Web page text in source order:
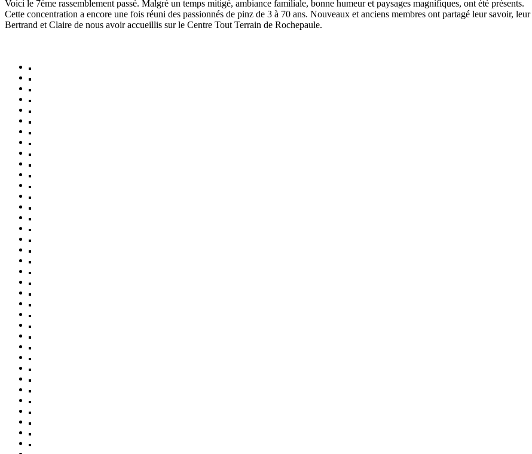
Voici le 7ème rassemblement passé. Malgré un temps mitigé, ambiance familiale, bonne humeur et paysages magnifiques, ont été présents.
Cette concentration a encore une fois réuni des passionnés de pinz de 3 à 70 ans. Nouveaux et anciens membres ont partagé leur savoir,
Bertrand et Claire de nous avoir accueillis sur le Centre Tout Terrain de Rochepaule.